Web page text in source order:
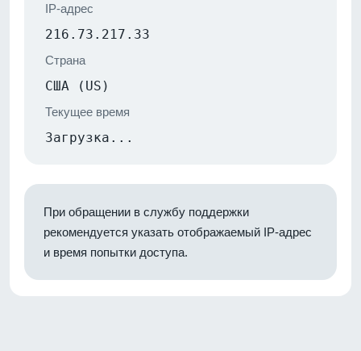
IP-адрес
216.73.217.33
Страна
США (US)
Текущее время
Загрузка...
При обращении в службу поддержки
рекомендуется указать отображаемый IP-адрес
и время попытки доступа.